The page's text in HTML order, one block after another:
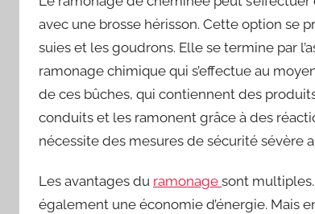
avec une brosse hérisson. Cette option se
suies et les goudrons. Elle se termine par
ramonage chimique qui s’effectue au
de ces bûches, qui contiennent des
conduits et les ramonent grâce à des
nécessite des mesures de sécurité sévère
Les avantages du ramonage sont
également une économie d’énergie. Mais